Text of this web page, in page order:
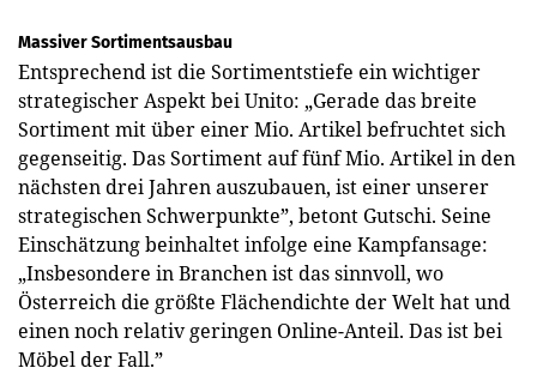
Massiver Sortimentsausbau
Entsprechend ist die Sortiments­tiefe ein wichtiger
strategischer Aspekt bei Unito: „Gerade das breite
Sortiment mit über einer Mio. Artikel befruchtet sich
gegenseitig. Das Sortiment auf fünf Mio. Artikel in den
nächsten drei Jahren auszubauen, ist einer unserer
strategischen Schwerpunkte”, betont Gutschi. Seine
Einschätzung beinhaltet infolge eine Kampfansage:
„Insbesondere in Branchen ist das sinnvoll, wo
Österreich die größte Flächendichte der Welt hat und
einen noch relativ geringen Online-Anteil. Das ist bei
Möbel der Fall.”